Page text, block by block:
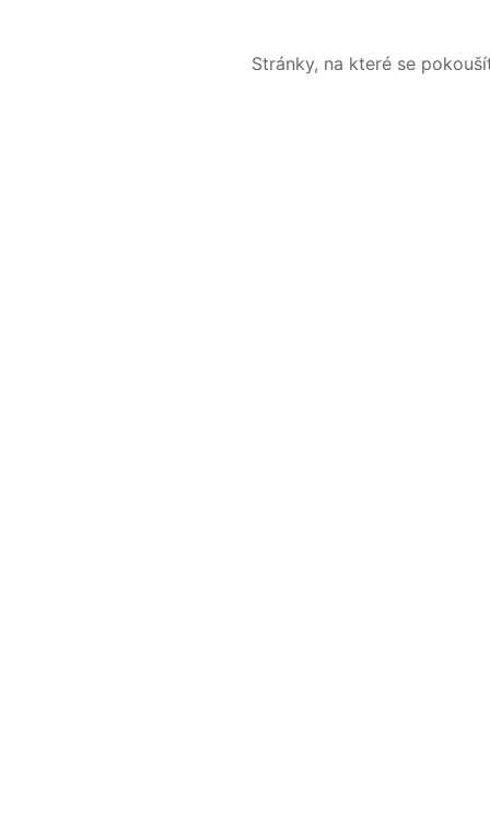
Stránky, na které se